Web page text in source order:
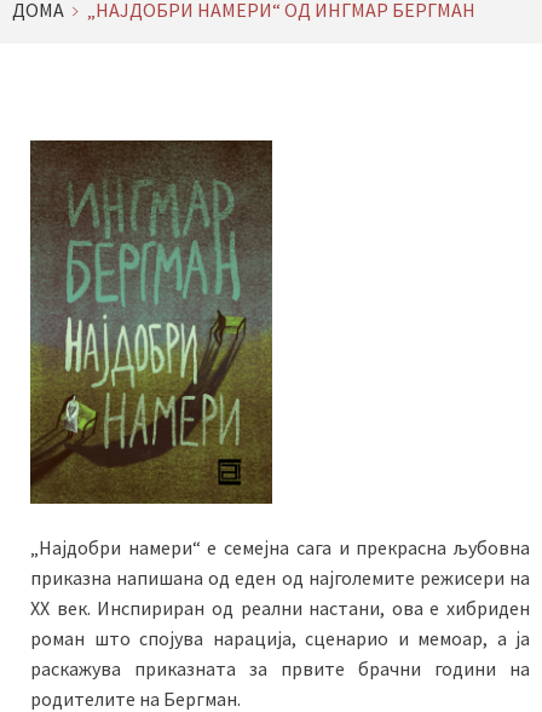
ДОМА
„НАЈДОБРИ НАМЕРИ“ ОД ИНГМАР БЕРГМАН
„Најдобри намери“ е семејна сага и прекрасна љубовна
приказна напишана од еден од најголемите режисери на
XX век. Инспириран од реални настани, ова е хибриден
роман што спојува нарација, сценарио и мемоар, а ја
раскажува приказната за првите брачни години на
родителите на Бергман.